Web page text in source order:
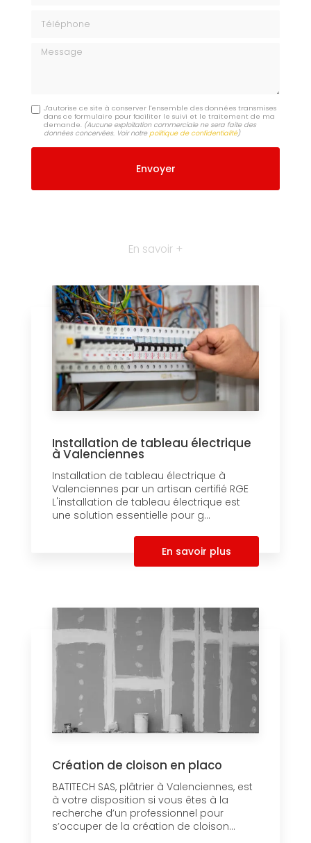
Message
J'autorise ce site à conserver l'ensemble des données transmises
dans ce formulaire pour faciliter le suivi et le traitement de ma
demande. (Aucune exploitation commerciale ne sera faite des
données concervées. Voir notrepolitique de confidentialité)
En savoir +
Installation de tableau électrique
à Valenciennes
Installation de tableau électrique à
Valenciennes par un artisan certifié RGE
L'installation de tableau électrique est
une solution essentielle pour g...
En savoir plus
Création de cloison en placo
BATITECH SAS, plâtrier à Valenciennes, est
à votre disposition si vous êtes à la
recherche d’un professionnel pour
s’occuper de la création de cloison...